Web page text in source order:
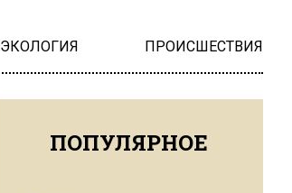
ЭКОЛОГИЯ ПРОИСШЕСТВИЯ
ПОПУЛЯРНОЕ